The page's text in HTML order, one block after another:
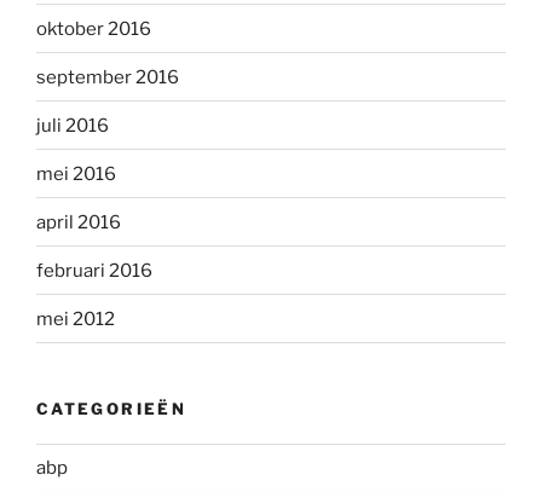
oktober 2016
september 2016
juli 2016
mei 2016
april 2016
februari 2016
mei 2012
CATEGORIEËN
abp